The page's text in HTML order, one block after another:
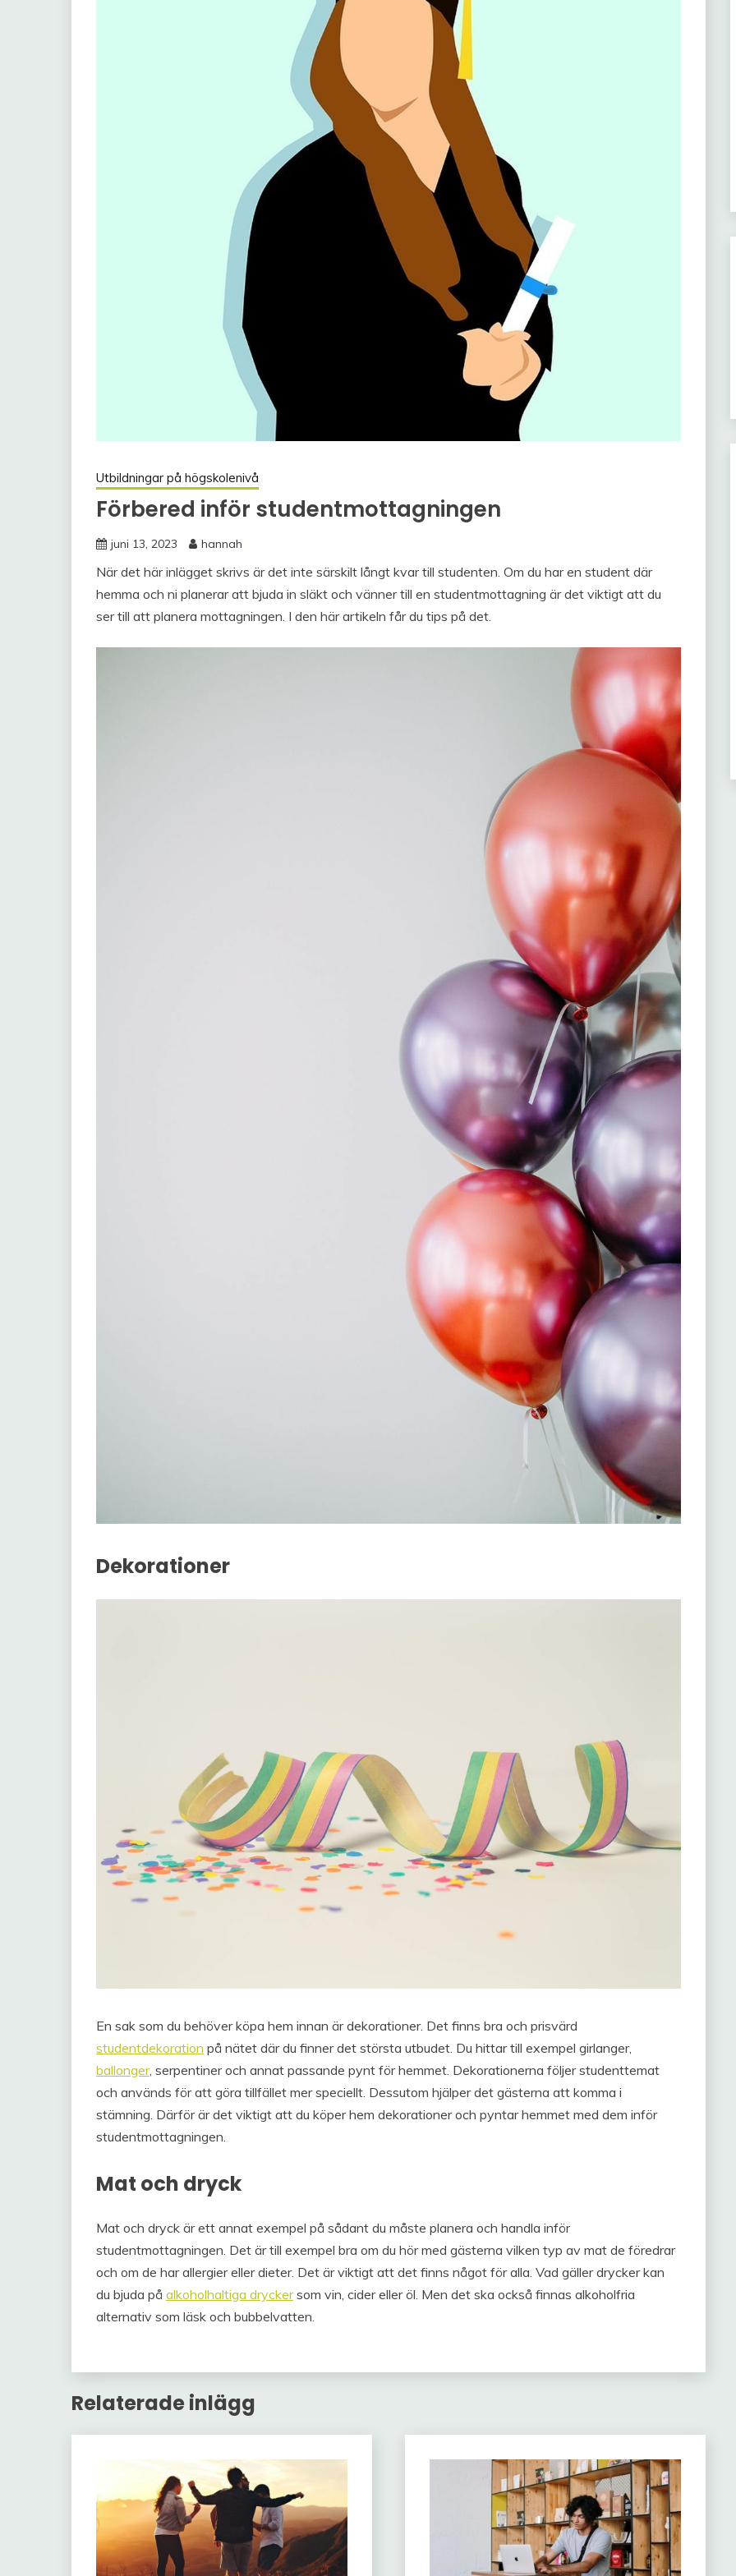
Utbildningar på högskolenivå
Förbered inför studentmottagningen
juni 13, 2023 hannah
När det här inlägget skrivs är det inte särskilt långt kvar till studenten. Om du har en student där
hemma och ni planerar att bjuda in släkt och vänner till en studentmottagning är det viktigt att du
ser till att planera mottagningen. I den här artikeln får du tips på det.
Dekorationer
En sak som du behöver köpa hem innan är dekorationer. Det finns bra och prisvärd
studentdekoration på nätet där du finner det största utbudet. Du hittar till exempel girlanger,
ballonger, serpentiner och annat passande pynt för hemmet. Dekorationerna följer studenttemat
och används för att göra tillfället mer speciellt. Dessutom hjälper det gästerna att komma i
stämning. Därför är det viktigt att du köper hem dekorationer och pyntar hemmet med dem inför
studentmottagningen.
Mat och dryck
Mat och dryck är ett annat exempel på sådant du måste planera och handla inför
studentmottagningen. Det är till exempel bra om du hör med gästerna vilken typ av mat de föredrar
och om de har allergier eller dieter. Det är viktigt att det finns något för alla. Vad gäller drycker kan
du bjuda på alkoholhaltiga dryckersom vin, cider eller öl. Men det ska också finnas alkoholfria
alternativ som läsk och bubbelvatten.
Relaterade inlägg